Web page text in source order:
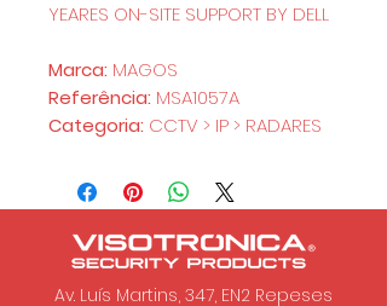
YEARES ON-SITE SUPPORT BY DELL
Marca: MAGOS
Referência: MSA1057A
Categoria: CCTV > IP > RADARES
Av. Luís Martins, 347, EN2 Repeses